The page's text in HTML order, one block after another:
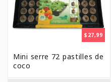
$ 27,99
Mini serre 72 pastilles de
coco